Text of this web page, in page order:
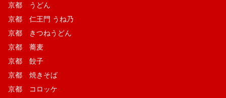
京都 うどん
京都 仁王門 うね乃
京都 きつねうどん
京都 蕎麦
京都 餃子
京都 焼きそば
京都 コロッケ